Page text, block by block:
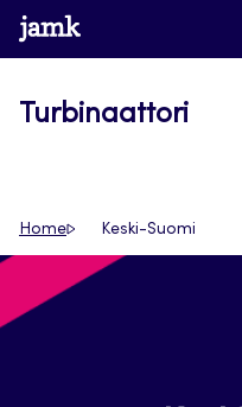
Siirry
suoraan
www.jamk.fi
Turbinaattori
Home Keski-Suomi